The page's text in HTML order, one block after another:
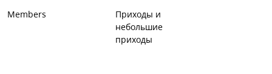
Members
Приходы и
небольшие
приходы